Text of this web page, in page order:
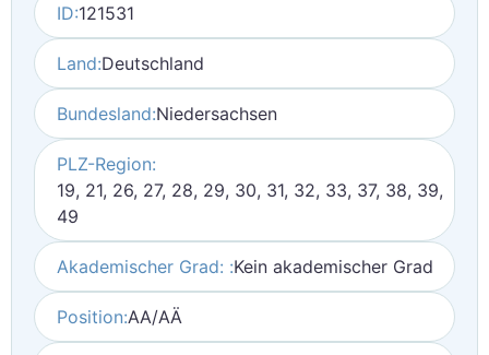
ID:121531
Land:Deutschland
Bundesland:Niedersachsen
PLZ-Region:
19, 21, 26, 27, 28, 29, 30, 31, 32, 33, 37, 38, 39,
49
Akademischer Grad: :Kein akademischer Grad
Position:AA/AÄ